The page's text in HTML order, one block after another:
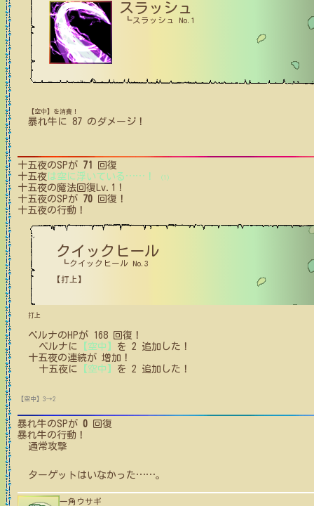
スラッシュ
┗スラッシュ No.1
【空中】を消費！
暴れ牛 に 87 のダメージ！
十五夜のSPが 71
回復
十五夜 は空に浮いている …… ！ (1)
十五夜の魔法回復Lv.1！
十五夜のSPが 70 回復！
十五夜の行動！
クイックヒール
┗クイックヒール No.3
【打上】
打上
ベルナの HPが 168 回復！
ベルナ に 【空中】 を 2 追加した！
十五夜の連続が 増加！
十五夜に 【空中】 を 2 追加した！
【空中】3→2
暴れ牛のSPが 0 回復
暴れ牛の行動！
通常攻撃
ターゲットはいなかった……。
一角ウサギ